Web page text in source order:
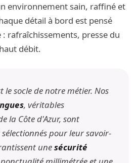
environnement sain, raffiné et
détail à bord est pensé
rafraîchissements, presse du
débit.
le socle de notre métier. Nos
, véritables
la Côte d'Azur, sont
pour leur savoir-
unesécurité